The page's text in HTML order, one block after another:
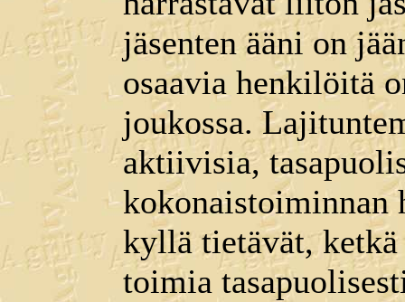
jäsenten ääni on
osaavia henkilöitä
joukossa.
aktiivisia,
kokonaistoiminnan
kyllä tietävät,
toimia